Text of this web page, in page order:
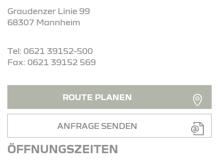
Graudenzer Linie 99
68307 Mannheim
Tel: 0621 39152-500
Fax: 0621 39152 569
ROUTE PLANEN
ANFRAGE SENDEN
ÖFFNUNGSZEITEN